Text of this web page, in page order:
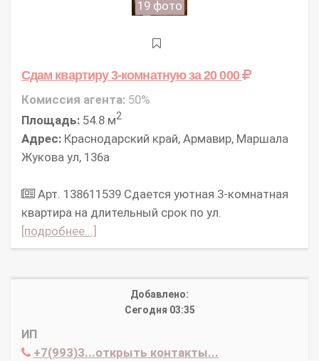
19 фото
Сдам квартиру 3-комнатнуюза 20 000
Комиссия агента: 50%
Площадь: 54.8 м2
Адрес: Краснодарский край, Армавир, Маршала
Жукова ул, 136а
Арт. 138611539 Сдается уютная 3-комнатная
квартира на длительный срок по ул.
[подробнее...]
Добавлено:
Сегодня 03:35
ИП
+7(993)3...открыть контакты...